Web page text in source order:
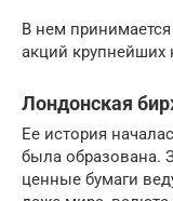
В нем
акций крупнейших
Лондонская
Ее история
была образована.
ценные бумаги